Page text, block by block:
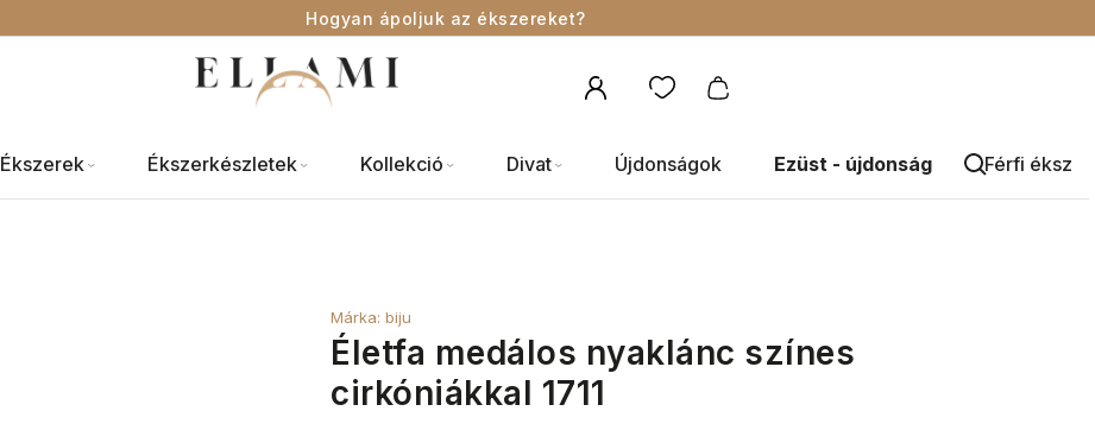
Hogyan ápoljuk az ékszereket?
Ékszerek Ékszerkészletek Kollekció Divat Újdonságok Ezüst - újdonság Férfi
Életfa medálos nyaklánc színes
cirkóniákkal 1711
Márka:biju